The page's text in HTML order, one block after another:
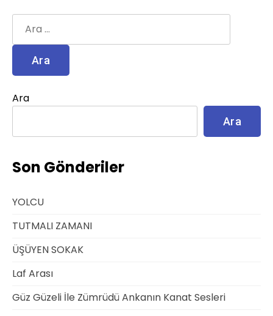
Ara
Ara
Son Gönderiler
YOLCU
TUTMALI ZAMANI
ÜŞÜYEN SOKAK
Laf Arası
Güz Güzeli İle Zümrüdü Ankanın Kanat Sesleri